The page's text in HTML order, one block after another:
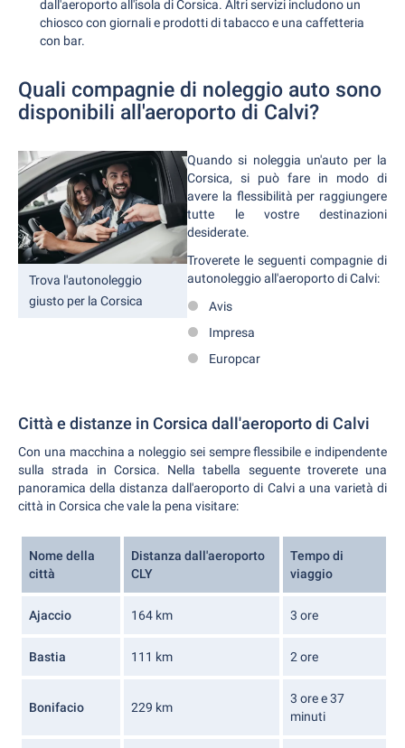
dall'aeroporto all'isola di Corsica. Altri servizi includono un
chiosco con giornali e prodotti di tabacco e una caffetteria
con bar.
Quali compagnie di noleggio auto sono
disponibili all'aeroporto di Calvi?
Trova l'autonoleggio
giusto per la Corsica
Quando si noleggia un'auto per la
Corsica, si può fare in modo di
avere la flessibilità per raggiungere
tutte le vostre destinazioni
desiderate.
Troverete le seguenti compagnie di
autonoleggio all'aeroporto di Calvi:
Avis
Impresa
Europcar
Città e distanze in Corsica dall'aeroporto di Calvi
Con una macchina a noleggio sei sempre flessibile e indipendente
sulla strada in Corsica. Nella tabella seguente troverete una
panoramica della distanza dall'aeroporto di Calvi a una varietà di
città in Corsica che vale la pena visitare:
Nome della
città
Distanza dall'aeroporto
CLY
Tempo di
viaggio
Ajaccio 164 km 3 ore
Bastia 111 km 2 ore
Bonifacio 229 km
3 ore e 37
minuti